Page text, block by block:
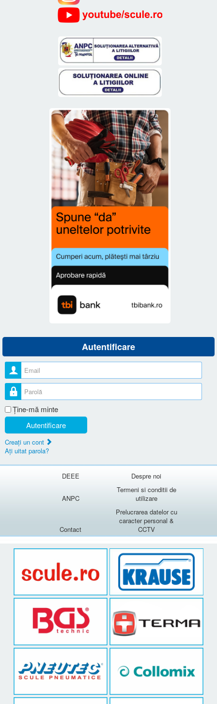
Autentificare
Nume utilizator
Parolă
Ţine-mă minte
Autentificare
Creaţi un cont
Aţi uitat parola?
DEEE Despre noi
ANPC
Termeni si conditii de
utilizare
Contact
Prelucrarea datelor cu
caracter personal &
CCTV